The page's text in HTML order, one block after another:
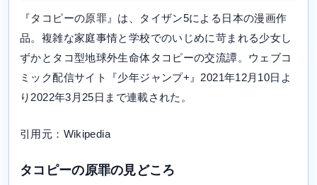
『タコピーの原罪』は、タイザン5による日本の漫画作
品。複雑な家庭事情と学校でのいじめに苛まれる少女し
ずかとタコ型地球外生命体タコピーの交流譚。ウェブコ
ミック配信サイト『少年ジャンプ+』2021年12月10日よ
り2022年3月25日まで連載された。
引用元：Wikipedia
タコピーの原罪の見どころ